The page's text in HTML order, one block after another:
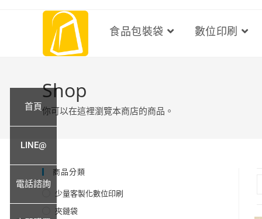
食品包裝袋 數位印刷
Shop
你可以在這裡瀏覽本商店的商品。
商品分類
少量客製化數位印刷
夾鏈袋
首頁
LINE@
電話諮詢